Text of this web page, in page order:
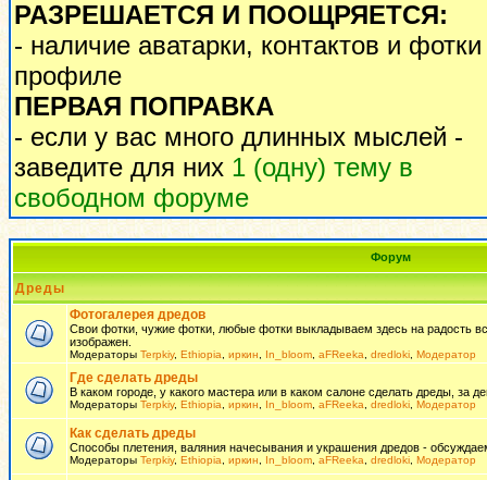
РАЗРЕШАЕТСЯ И ПООЩРЯЕТСЯ:
- наличие аватарки, контактов и
профиле
ПЕРВАЯ ПОПРАВКА
- если у вас много длинных мыслей -
заведите для них 1 (одну) тему в
свободном форуме
Форум
Дреды
Фотогалерея дредов
Свои фотки, чужие фотки, любые фотки выкладываем здесь на радость
изображен.
Модераторы Terpkiy, Ethiopia иркин In_bloom aFReeka dredloki Модератор
Где сделать дреды
В каком городе, у какого мастера или в каком салоне сделать дреды, за
Модераторы Terpkiy, Ethiopia иркин In_bloom aFReeka dredloki Модератор
Как сделать дреды
Способы плетения, валяния начесывания и украшения дредов -
Модераторы Terpkiy, Ethiopia иркин In_bloom aFReeka dredloki Модератор